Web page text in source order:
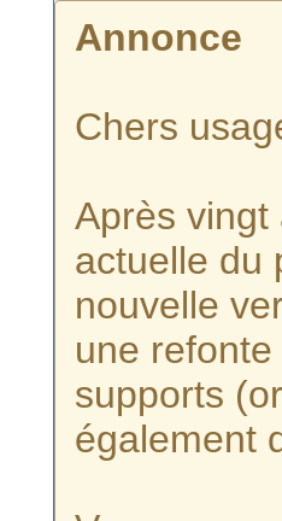
Annonce
Chers
Après vingt
actuelle du
nouvelle
une
supports
également